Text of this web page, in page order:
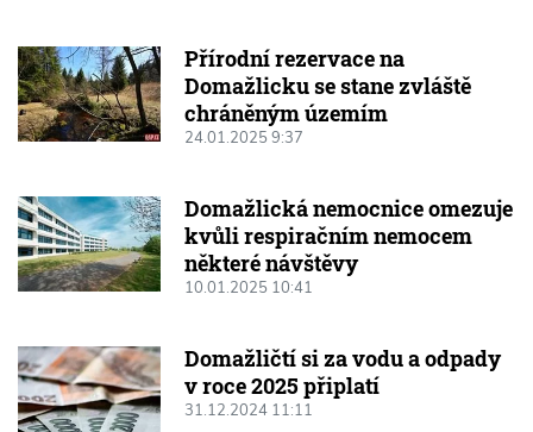
Přírodní rezervace na
Domažlicku se stane zvláště
chráněným územím
24.01.2025 9:37
Domažlická nemocnice omezuje
kvůli respiračním nemocem
některé návštěvy
10.01.2025 10:41
Domažličtí si za vodu a odpady
v roce 2025 připlatí
31.12.2024 11:11